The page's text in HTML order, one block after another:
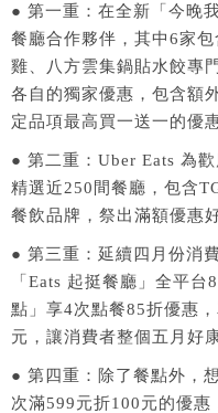
● 第一重：在全新「今晚
餐廳合作夥伴，其中6家
雞、八方雲集鍋貼水餃專
各自的獨家優惠，包含額
定品項最高買一送一的優惠
● 第二重：Uber Eats 為
精選近250間餐廳，包含
餐飲品牌，祭出滿額優惠
● 第三重：延續四月份消
「Eats 起挺餐廳」全平
點」享4次點餐85折優惠
元，讓消費者整個五月好
● 第四重：除了餐點外，
次滿599元折100元的優惠